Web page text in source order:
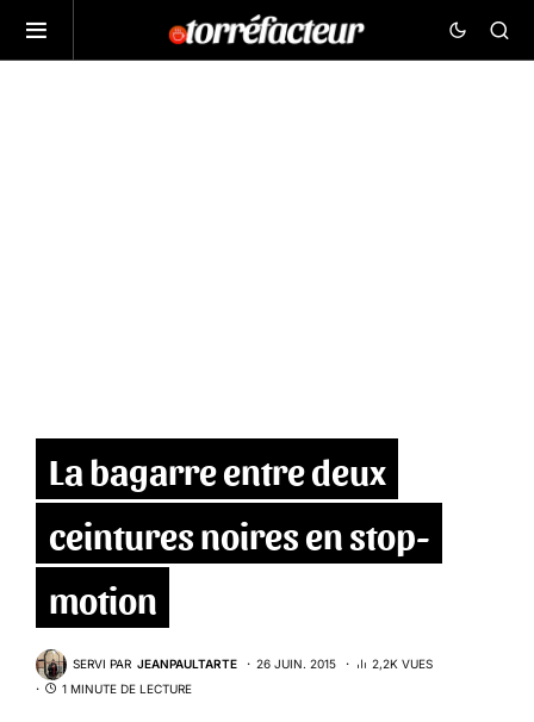
La bagarre entre deux
ceintures noires en stop-
motion
SERVI PAR JEANPAULTARTE 26 JUIN. 2015
2,2K VUES
1 MINUTE DE LECTURE